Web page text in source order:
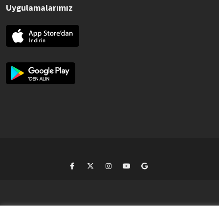
Uygulamalarımız